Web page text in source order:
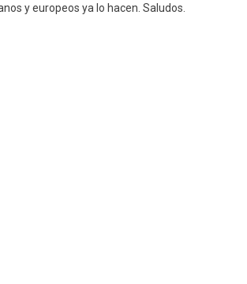
y europeos ya lo hacen. Saludos.